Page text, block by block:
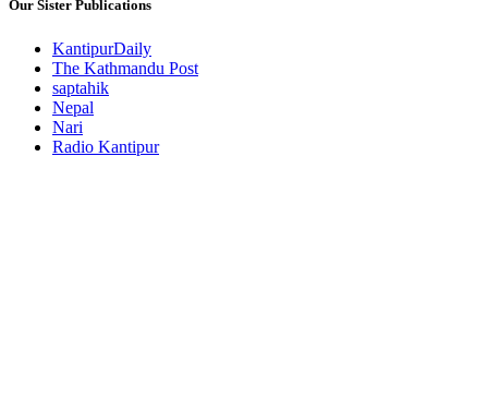
Our Sister Publications
KantipurDaily
The Kathmandu Post
saptahik
Nepal
Nari
Radio Kantipur